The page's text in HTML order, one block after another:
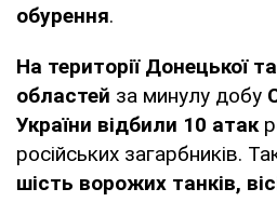
обурення.
На території Донецької
областей за минулу добу
України відбили 10 атак
російських загарбників.
шість ворожих танків,